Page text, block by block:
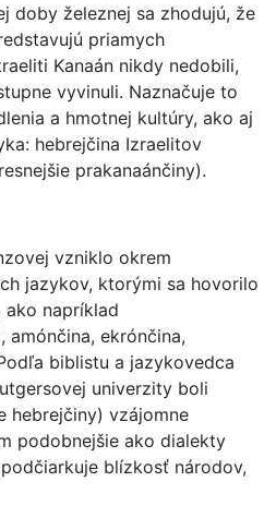
doby železnej sa zhodujú, že
priamych
Kanaán nikdy nedobili,
vyvinuli. Naznačuje to
a hmotnej kultúry, ako aj
hebrejčina Izraelitov
prakanaánčiny).
vzniklo okrem
jazykov, ktorými sa hovorilo
ako napríklad
ekrónčina,
biblistu a jazykovedca
univerzity boli
hebrejčiny) vzájomne
podobnejšie ako dialekty
blízkosť národov,